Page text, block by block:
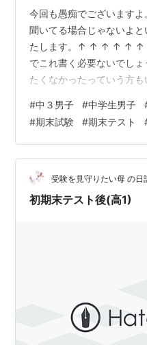
今回も愚痴でございます
聞いてる場合じゃないよ
たします。↑ ↑ ↑ ↑ ↑ ↑
でこれ書く必要ないでし
たくなかったっていう方
ままＵＰいたします。 息
のブログはアフィリエイト
日、期末試験直前のお休
してました。（そして夜
でで１番試験勉強時間が多
取り掛かりが遅いからプラ
#中３男子 #中学生男子
#期末試験 #期末テスト
受験を見守りたい母 の日
初期末テスト後(高1)